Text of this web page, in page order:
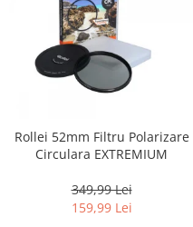
Rollei 52mm Filtru Polarizare
Circulara EXTREMIUM
349,99 Lei
159,99 Lei